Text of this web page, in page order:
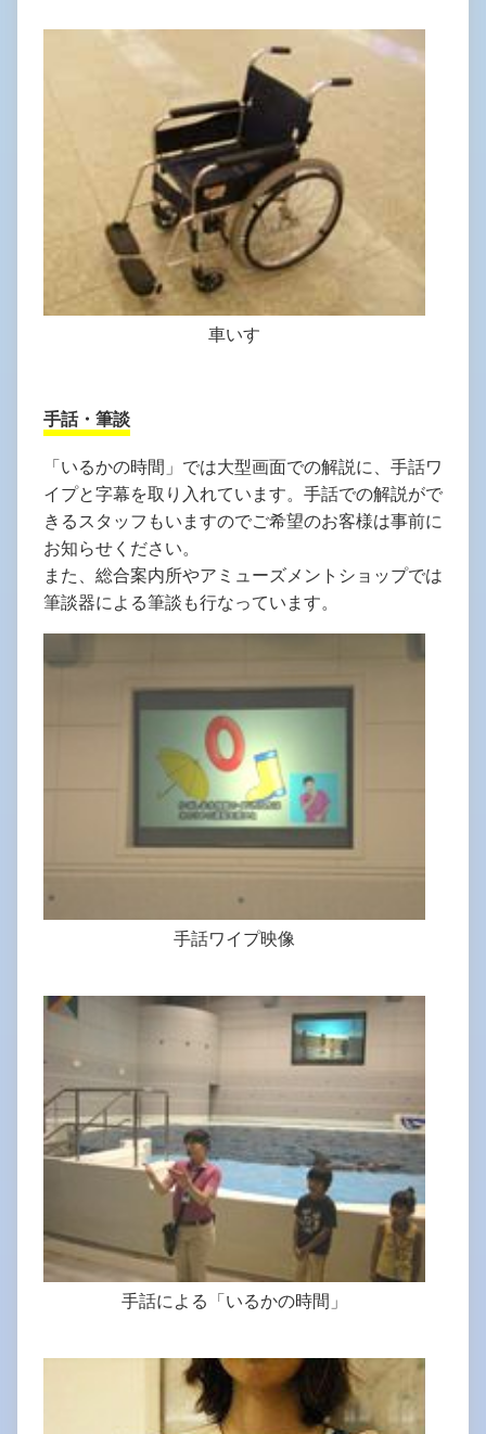
車いす
手話・筆談
「いるかの時間」では大型画面での解説に、手話ワ
イプと字幕を取り入れています。手話での解説がで
きるスタッフもいますのでご希望のお客様は事前に
お知らせください。
また、総合案内所やアミューズメントショップでは
筆談器による筆談も行なっています。
手話ワイプ映像
手話による「いるかの時間」